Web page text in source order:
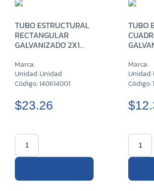
TUBO ESTRUCTURAL
RECTANGULAR
GALVANIZADO 2X1
Marca:
Unidad: Unidad
Código: 140614001
$23.26
TUBO
Marca:
Unidad:
Código: